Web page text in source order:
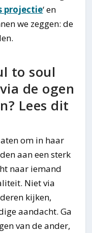
projectie‘ en
we zeggen: de
to soul
de ogen
Lees dit
om in haar
aan een sterk
naar iemand
Niet via
kijken,
aandacht. Ga
van de ander,